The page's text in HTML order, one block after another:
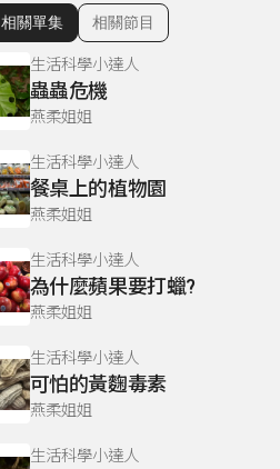
顯示相關單集
相關單集 相關節目
生活科學小達人
蟲蟲危機
燕柔姐姐
生活科學小達人
餐桌上的植物園
燕柔姐姐
生活科學小達人
為什麼蘋果要打蠟?
燕柔姐姐
生活科學小達人
可怕的黃麴毒素
燕柔姐姐
生活科學小達人